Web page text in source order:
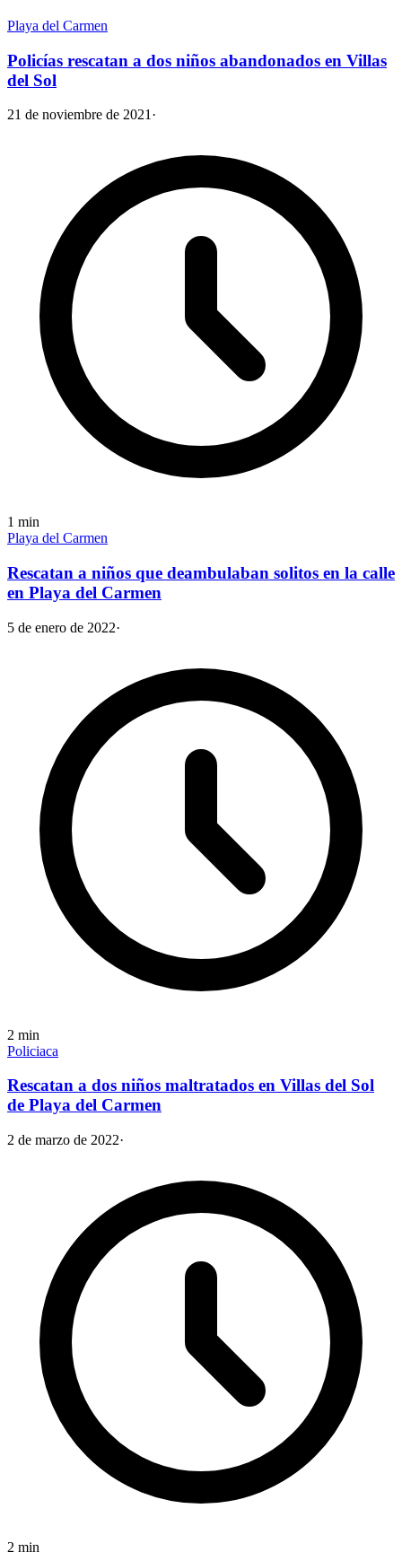
Playa del Carmen
Policías rescatan a dos niños abandonados en Villas
del Sol
21 de noviembre de 2021 ·
1 min
Playa del Carmen
Rescatan a niños que deambulaban solitos en la calle
en Playa del Carmen
5 de enero de 2022·
2 min
Policiaca
Rescatan a dos niños maltratados en Villas del Sol
de Playa del Carmen
2 de marzo de 2022·
2 min